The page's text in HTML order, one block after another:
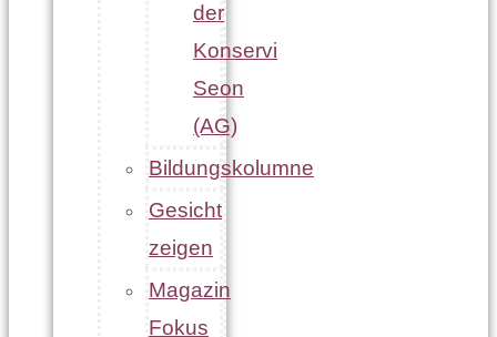
der
Konservi
Seon
(AG)
Bildungskolumne
Gesicht
zeigen
Magazin
Fokus